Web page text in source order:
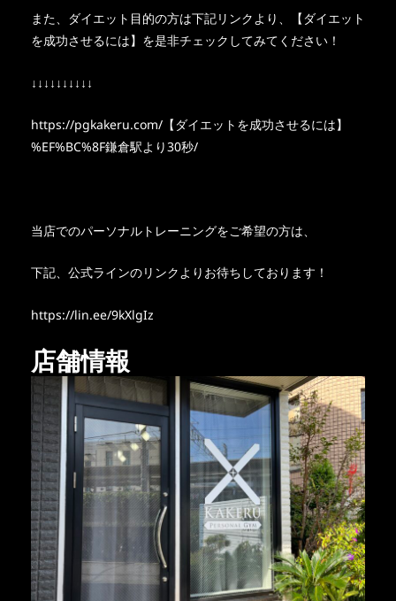
また、ダイエット目的の方は下記リンクより、【ダイエット
を成功させるには】を是非チェックしてみてください！
↓↓↓↓↓↓↓↓↓↓
https://pgkakeru.com/【ダイエットを成功させるには】
%EF%BC%8F鎌倉駅より30秒/
当店でのパーソナルトレーニングをご希望の方は、
下記、公式ラインのリンクよりお待ちしております！
https://lin.ee/9kXlgIz
店舗情報